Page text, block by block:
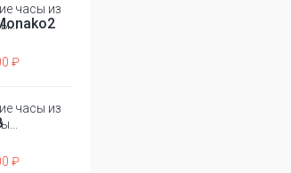
часы из
₽
часы из
₽